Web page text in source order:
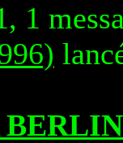
1
BERLIN